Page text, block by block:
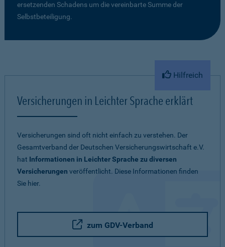
ersetzenden Schadens um die vereinbarte Summe der
Selbstbeteiligung.
Hilfreich
Versicherungen in Leichter Sprache erklärt
Versicherungen sind oft nicht einfach zu verstehen. Der
Gesamtverband der Deutschen Versicherungswirtschaft e.V.
hat Informationen in Leichter Sprache zu diversen
Versicherungen veröffentlicht. Diese Informationen finden
Sie hier.
zum GDV-Verband